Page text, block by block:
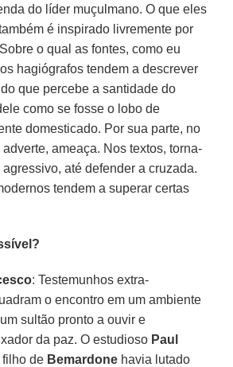
do líder muçulmano. O que eles
é inspirado livremente por
o qual as fontes, como eu
hagiógrafos tendem a descrever
que percebe a santidade do
como se fosse o lobo de
domesticado. Por sua parte, no
ameaça. Nos textos, torna-
até defender a cruzada.
tendem a superar certas
: Testemunhos extra-
o encontro em um ambiente
sultão pronto a ouvir e
da paz. O estudioso Paul
de Bemardone havia lutado